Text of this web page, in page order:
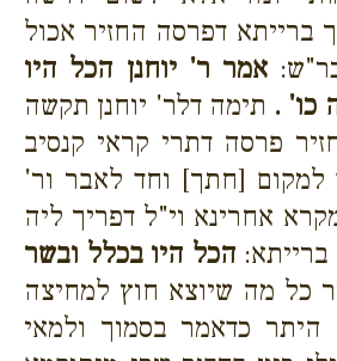
ברייתא דפרסה החזיר אכול
אמר ר' יוחנן הכל היו
כו' . תימה דלר' יוחנן תקשה
פרסה דתרי קראי קנסיב
למקום [חתך] וחד לאבר ור'
אחרינא וי"ל דפריך ליה
הכל היו בכלל ובשר
כל מה שיוצא חוץ למחיצה
כדאמר בסמוך ולמאי